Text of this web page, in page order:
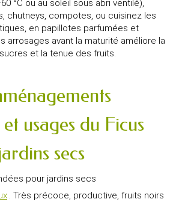
°C ou au soleil sous abri ventilé),
chutneys, compotes, ou cuisinez les
en papillotes parfumées et
arrosages avant la maturité améliore la
et la tenue des fruits.
usages du Ficus
secs
pour jardins secs
. Très précoce, productive, fruits noirs